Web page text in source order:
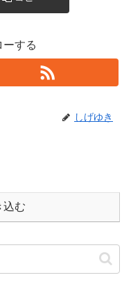
ーする
しげゆき
込む